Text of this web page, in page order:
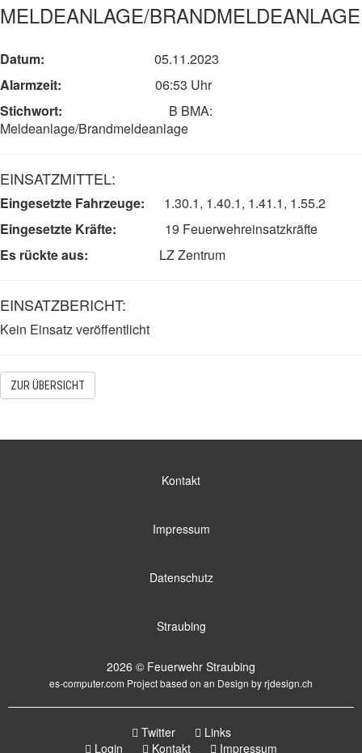
MELDEANLAGE/BRANDMELDEANLAGE
Datum: 05.11.2023
Alarmzeit: 06:53 Uhr
Stichwort:
B BMA:
Meldeanlage/Brandmeldeanlage
EINSATZMITTEL:
Eingesetzte Fahrzeuge:
1.30.1, 1.40.1, 1.41.1, 1.55.2
Eingesetzte Kräfte:
19 Feuerwehreinsatzkräfte
Es rückte aus:
LZ Zentrum
EINSATZBERICHT:
Kein Einsatz veröffentlicht
ZUR ÜBERSICHT
Kontakt
Impressum
Datenschutz
Straubing
2026 © Feuerwehr Straubing
es-computer.com Project based on an Design byrjdesign.ch
Twitter
Links
Login
Kontakt Impressum